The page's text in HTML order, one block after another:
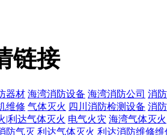
链接
器材 海湾消防设备 海湾消防公司 消
维修 气体灭火 四川消防检测设备 消
|利达气体灭火 电气火灾 海湾气体灭
防气灭 利达气体灭火 利达消防维修维